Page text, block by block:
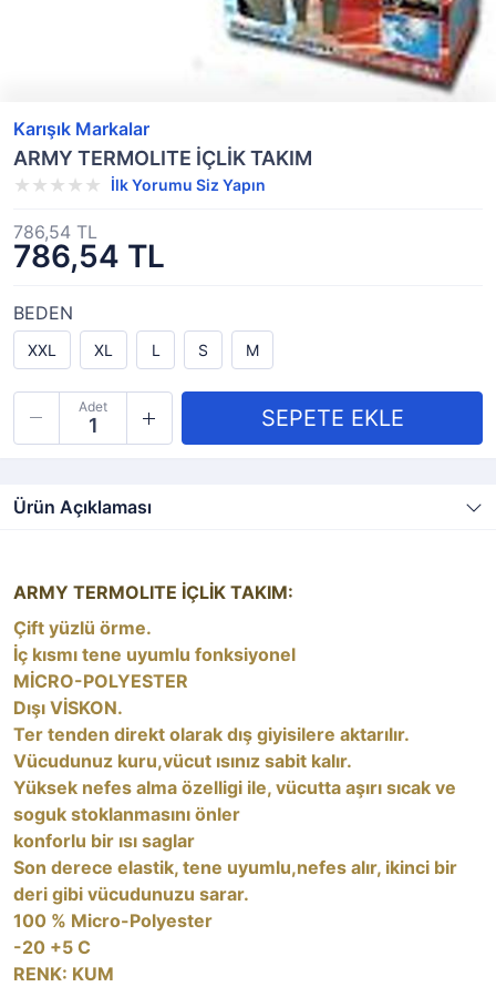
Karışık Markalar
ARMY TERMOLITE İÇLİK TAKIM
İlk Yorumu Siz Yapın
786,54 TL
786,54 TL
BEDEN
XXL XL L S M
Adet
Ürün Açıklaması
ARMY TERMOLITE İÇLİK TAKIM:
Çift yüzlü örme.
İç kısmı tene uyumlu fonksiyonel
MİCRO-POLYESTER
Dışı VİSKON.
Ter tenden direkt olarak dış giyisilere aktarılır.
Vücudunuz kuru,vücut ısınız sabit kalır.
Yüksek nefes alma özelligi ile, vücutta aşırı sıcak ve
soguk stoklanmasını önler
konforlu bir ısı saglar
Son derece elastik, tene uyumlu,nefes alır, ikinci bir
deri gibi vücudunuzu sarar.
100 % Micro-Polyester
-20 +5 C
RENK: KUM